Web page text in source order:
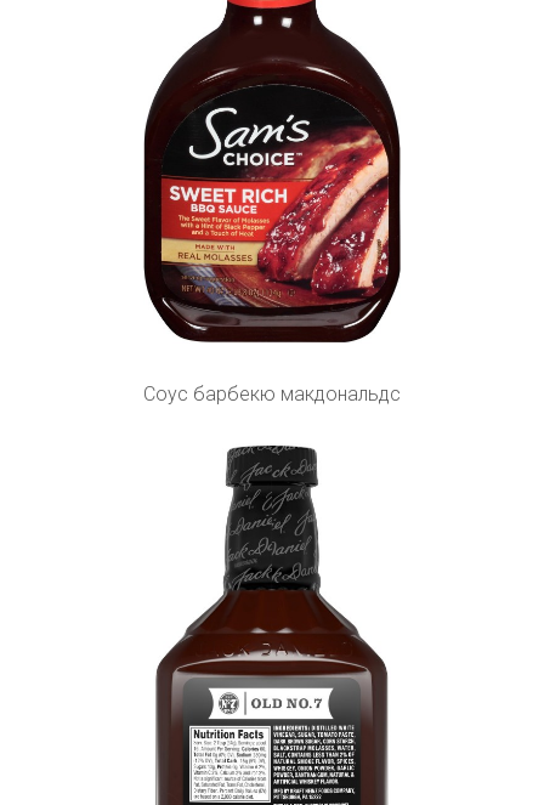
Соус барбекю макдональдс